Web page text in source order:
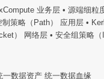
业务层 • 源端细粒
策略（Path） 应用层 •
） 网络层 • 安全组策略
一数据资产 统一数据血缘